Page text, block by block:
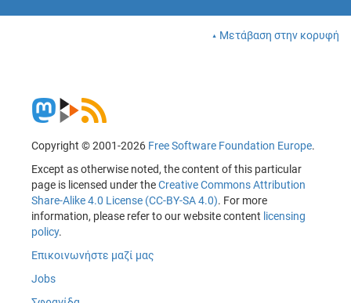
Μετάβαση στην κορυφή
Copyright © 2001-2026 Free Software Foundation Europe.
Except as otherwise noted, the content of this particular
page is licensed under theCreative Commons Attribution
Share-Alike 4.0 License (CC-BY-SA 4.0). For more
information, please refer to our website content licensing
policy.
Επικοινωνήστε μαζί μας
Jobs